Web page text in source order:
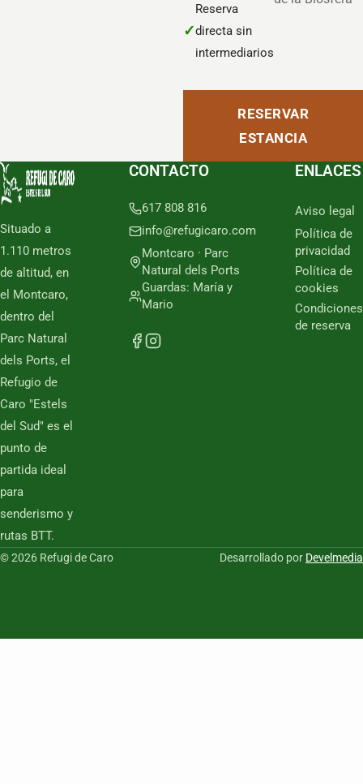
✓
Reserva
directa sin
intermediarios
RESERVAR
ESTANCIA
Situado a
1.110 metros
de altitud, en
el Montcaro,
dentro del
Parc Natural
dels Ports, el
Refugio de
Caro "Estels
del Sud" es el
punto de
partida ideal
para
senderismo y
rutas BTT.
CONTACTO
617 808 816
info@refugicaro.com
Montcaro · Parc
Natural dels Ports
Guardas: María y
Mario
ENLACES
Aviso legal
Política de
privacidad
Política de
cookies
Condiciones
de reserva
© 2026 Refugi de Caro Desarrollado por Develmedia